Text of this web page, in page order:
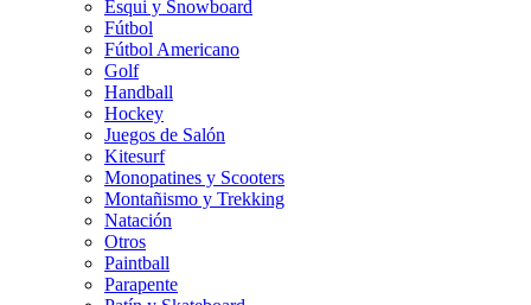
Esqui y Snowboard
Fútbol
Fútbol Americano
Golf
Handball
Hockey
Juegos de Salón
Kitesurf
Monopatines y Scooters
Montañismo y Trekking
Natación
Otros
Paintball
Parapente